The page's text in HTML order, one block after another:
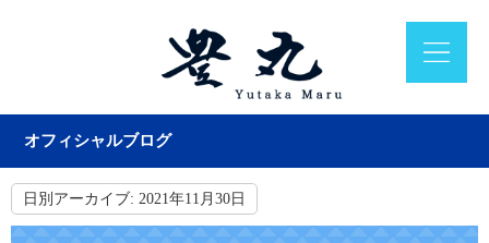
オフィシャルブログ
日別アーカイブ: 2021年11月30日